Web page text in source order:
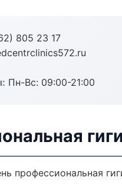
805 23 17
Пн-Вс: 09:00-21:00
профессиональная